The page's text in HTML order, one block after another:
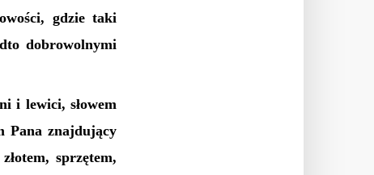
gdzie taki
dobrowolnymi
i lewici, słowem
Pana znajdujący
sprzętem,